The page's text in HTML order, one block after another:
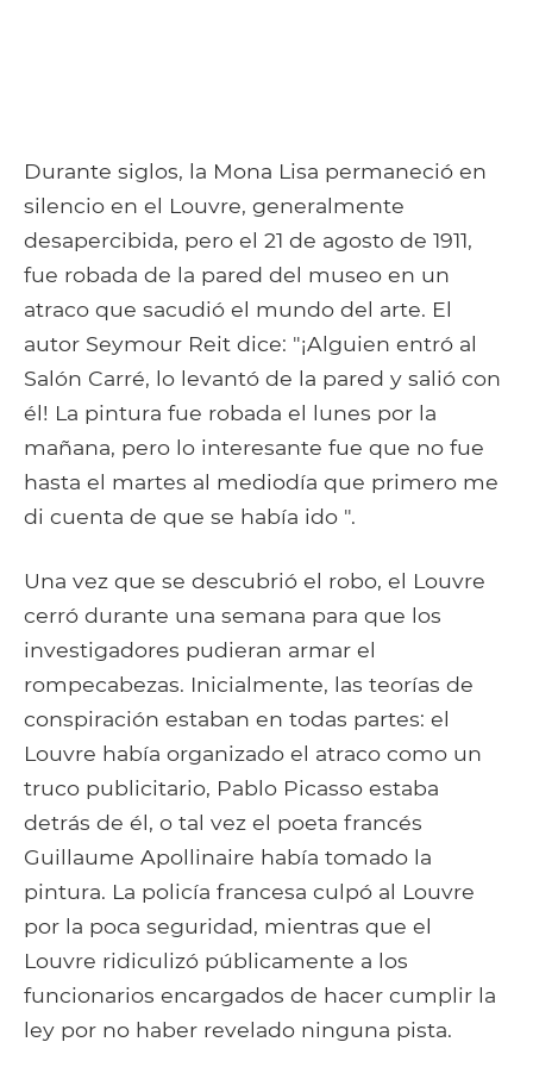
Durante siglos, la Mona Lisa permaneció en
silencio en el Louvre, generalmente
desapercibida, pero el 21 de agosto de 1911,
fue robada de la pared del museo en un
atraco que sacudió el mundo del arte. El
autor Seymour Reit dice: "¡Alguien entró al
Salón Carré, lo levantó de la pared y salió con
él! La pintura fue robada el lunes por la
mañana, pero lo interesante fue que no fue
hasta el martes al mediodía que primero me
di cuenta de que se había ido ".
Una vez que se descubrió el robo, el Louvre
cerró durante una semana para que los
investigadores pudieran armar el
rompecabezas. Inicialmente, las teorías de
conspiración estaban en todas partes: el
Louvre había organizado el atraco como un
truco publicitario, Pablo Picasso estaba
detrás de él, o tal vez el poeta francés
Guillaume Apollinaire había tomado la
pintura. La policía francesa culpó al Louvre
por la poca seguridad, mientras que el
Louvre ridiculizó públicamente a los
funcionarios encargados de hacer cumplir la
ley por no haber revelado ninguna pista.